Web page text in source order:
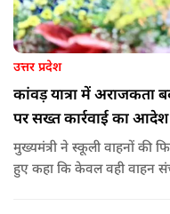
उत्तर प्रदेश
कांवड़ यात्रा में अराजकता
पर सख्त कार्रवाई का आदेश
मुख्यमंत्री ने स्कूली वाहनों की
हुए कहा कि केवल वही वाहन